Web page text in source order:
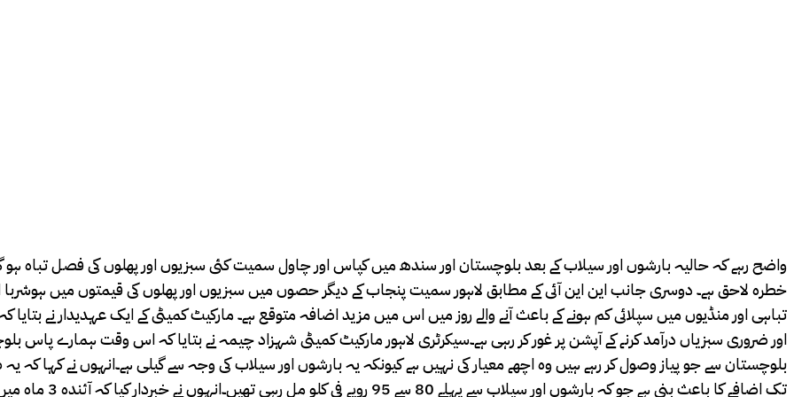
واضح رہے کہ حالیہ بارشوں اور سیلاب کے بعد بلوچستان اور سندھ میں کپاس اور چاول سمیت کئی سبزیوں اور پھلوں کی فصل تباہ ہو
خطرہ لاحق ہے۔ دوسری جانب این این آئی کے مطابق لاہور سمیت پنجاب کے دیگر حصوں میں سبزیوں اور پھلوں کی قیمتوں میں
تباہی اور منڈیوں میں سپلائی کم ہونے کے باعث آنے والے روز میں اس میں مزید اضافہ متوقع ہے۔ مارکیٹ کمیٹی کے ایک عہدیدار نے
اور ضروری سبزیاں درآمد کرنے کے آپشن پر غور کر رہی ہے۔سیکرٹری لاہور مارکیٹ کمیٹی شہزاد چیمہ نے بتایا کہ اس وقت ہمارے پاس